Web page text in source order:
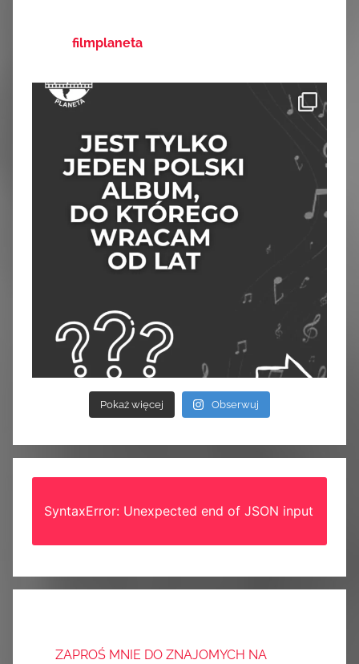
filmplaneta
Pokaż więcej Obserwuj
SyntaxError: Unexpected end of JSON input
ZAPROŚ MNIE DO ZNAJOMYCH NA